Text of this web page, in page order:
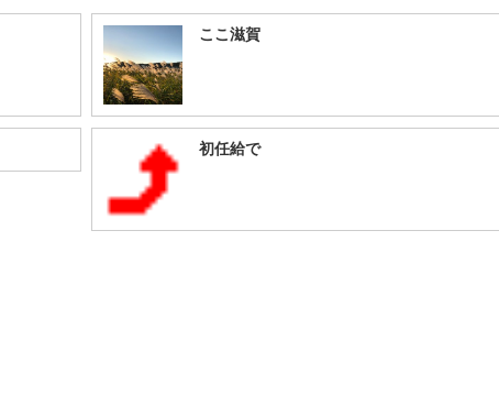
ここ滋賀
初任給で